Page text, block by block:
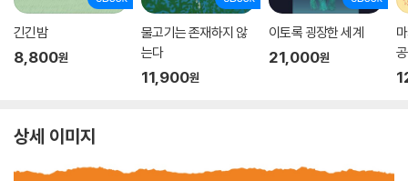
긴긴밤
8,800원
물고기는 존재하지 않
는다
11,900원
이토록 굉장한 세계
21,000원
상세 이미지